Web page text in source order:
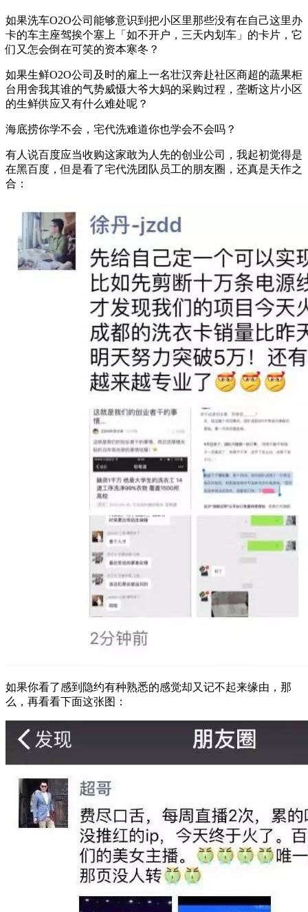
如果洗车O2O公司能够意识到把小区里那些没有在自己这里办
卡的车主座驾挨个塞上「如不开户，三天内划车」的卡片，它
们又怎会倒在可笑的资本寒冬？
如果生鲜O2O公司及时的雇上一名壮汉奔赴社区商超的蔬果柜
台用舍我其谁的气势威慑大爷大妈的采购过程，垄断这片小区
的生鲜供应又有什么难处呢？
海底捞你学不会，宅代洗难道你也学会不会吗？
有人说百度应当收购这家敢为人先的创业公司，我起初觉得是
在黑百度，但是看了宅代洗团队员工的朋友圈，还真是天作之
合：
如果你看了感到隐约有种熟悉的感觉却又记不起来缘由，那
么，再看看下面这张图：